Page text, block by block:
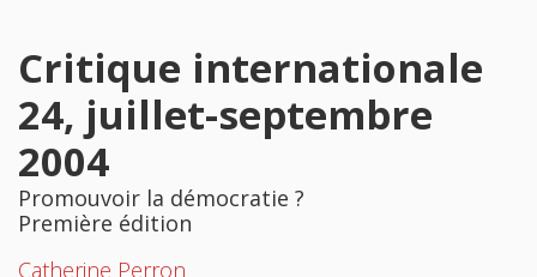
Critique internationale
24, juillet-septembre
2004
Promouvoir la démocratie ?
Première édition
Catherine Perron